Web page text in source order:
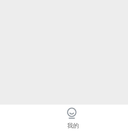
我的